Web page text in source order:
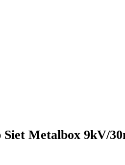
Siet Metalbox 9kV/